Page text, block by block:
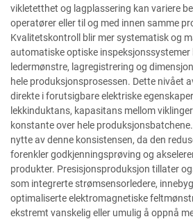
vikletetthet og lagplassering kan variere
operatører eller til og med innen samme
Kvalitetskontroll blir mer systematisk og
automatiske optiske inspeksjonssystemer
ledermønstre, lagregistrering og
hele produksjonsprosessen. Dette nivået
direkte i forutsigbare elektriske
lekkinduktans, kapasitans mellom
konstante over hele
nytte av denne konsistensen, da den
forenkler godkjenningsprøving og
produkter. Presisjonsproduksjon tillater
som integrerte strømsensorledere,
optimaliserte elektromagnetiske
ekstremt vanskelig eller umulig å oppnå